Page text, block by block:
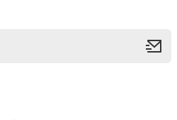
görüntülenemiyor.